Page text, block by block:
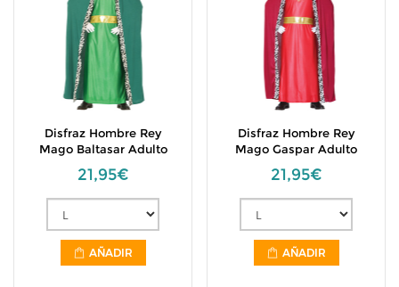
Disfraz Hombre Rey
Mago Baltasar Adulto
21,95€
AÑADIR
Disfraz Hombre Rey
Mago Gaspar Adulto
21,95€
AÑADIR